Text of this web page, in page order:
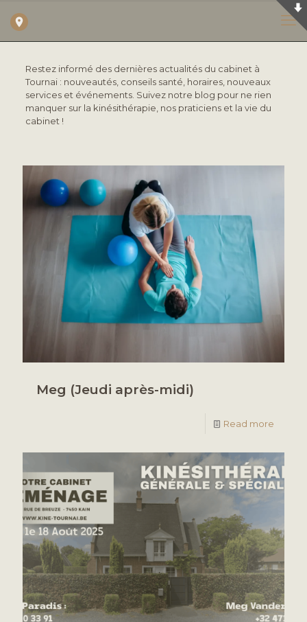
Restez informé des dernières actualités du cabinet à
Tournai : nouveautés, conseils santé, horaires, nouveaux
services et événements. Suivez notre blog pour ne rien
manquer sur la kinésithérapie, nos praticiens et la vie du
cabinet !
Meg (Jeudi après-midi)
Read more